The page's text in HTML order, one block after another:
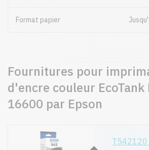
Format papier
Fournitures pour
d'encre couleur EcoTank
16600 par Epson
T542120